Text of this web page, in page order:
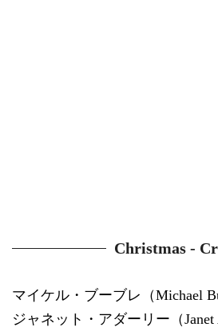
Christmas -
マイケル・ブーブレ（Michael
ジャネット・アダーリー（